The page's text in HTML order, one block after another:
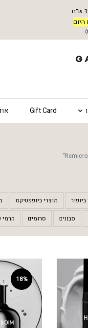
Gift Card
מוצרי ביופפטיקס
סבונים סרומים קרמי
18%